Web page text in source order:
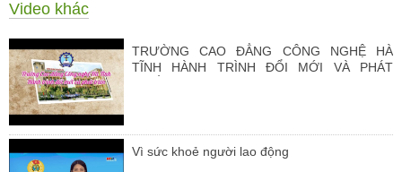
Video khác
TRƯỜNG CAO ĐẲNG CÔNG NGHỆ HÀ
TĨNH HÀNH TRÌNH ĐỔI MỚI VÀ PHÁT
Vì sức khoẻ người lao động